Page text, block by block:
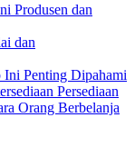
Produsen dan
dan
Penting Dipahami
Persediaan
Orang Berbelanja